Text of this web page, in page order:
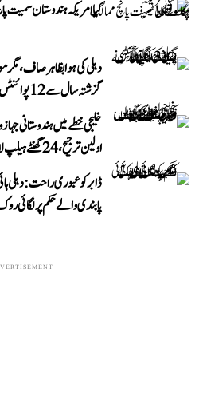
کیا امریکہ ہندوستان سمیت
دہلی کی ہوا بظاہر صاف،
گزشتہ سال سے 12 پوائنٹس زیادہ: اجے ماکن
خلیجی خطے میں ہندوستانی
اولین ترجیح، 24 گھنٹے ہیلپ لائن فعال: وزارتِ خارجہ
ڈابر کو عبوری راحت:
پابندی والے حکم پر لگائی